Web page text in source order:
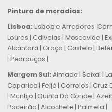
Pintura de moradias:
Lisboa: Lisboa e Arredores
Loures | Odivelas | Moscavide |
Alcântara | Graça | Castelo |
| Pedrouços |
Margem Sul: Almada | Seixal |
Caparica | Feijó | Corroios | Cruz
| Montijo | Quinta Do Conde |
Poceirão | Alcochete | Palmela |